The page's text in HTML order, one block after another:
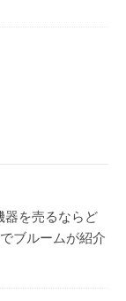
器を売るならど
ブルームが紹介